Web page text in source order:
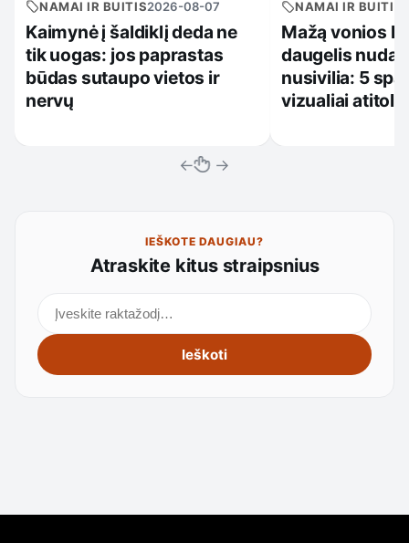
NAMAI IR BUITIS2026-08-07
Kaimynė į šaldiklį deda ne
tik uogas: jos paprastas
būdas sutaupo vietos ir
nervų
NAMAI IR BUITIS
Mažą vonios
daugelis
nusivilia: 5
vizualiai
← →
IEŠKOTE DAUGIAU?
Atraskite kitus straipsnius
Ieškoti